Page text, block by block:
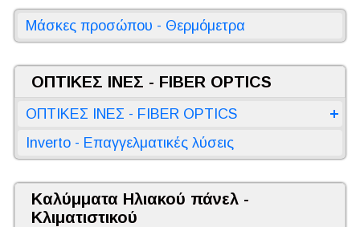
Μάσκες προσώπου - Θερμόμετρα
ΟΠΤΙΚΕΣ ΙΝΕΣ - FIBER OPTICS
ΟΠΤΙΚΕΣ ΙΝΕΣ - FIBER OPTICS
Inverto - Επαγγελματικές λύσεις
Καλύμματα Ηλιακού πάνελ -
Κλιματιστικού